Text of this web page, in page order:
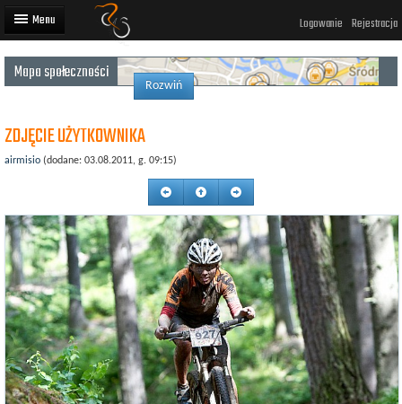
Logowanie Rejestracja
Artykuły
Wyścigi rowerowe
Dodaj
Mapa społeczności
Rozwiń
ZDJĘCIE UŻYTKOWNIKA
airmisio (dodane: 03.08.2011, g. 09:15)